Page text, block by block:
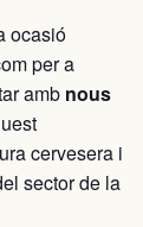
ocasió
per a
amb nous
cervesera i
sector de la